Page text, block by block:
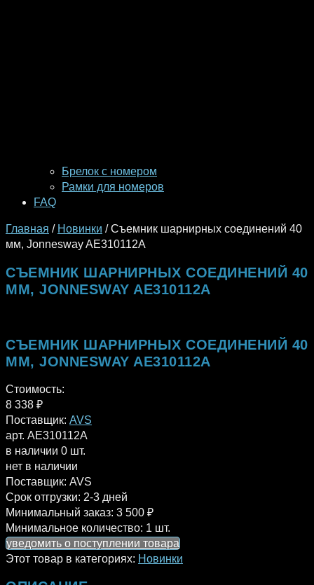
Брелок с номером
Рамки для номеров
FAQ
Главная / Новинки / Съемник шарнирных соединений 40
мм, Jonnesway AE310112A
СЪЕМНИК ШАРНИРНЫХ СОЕДИНЕНИЙ 40
ММ, JONNESWAY AE310112A
СЪЕМНИК ШАРНИРНЫХ СОЕДИНЕНИЙ 40
ММ, JONNESWAY AE310112A
Стоимость:
8 338 ₽
Поставщик: AVS
арт. AE310112A
в наличии 0 шт.
нет в наличии
Поставщик: AVS
Срок отгрузки: 2-3 дней
Минимальный заказ: 3 500 ₽
Минимальное количество: 1 шт.
уведомить о поступлении товара
Этот товар в категориях: Новинки